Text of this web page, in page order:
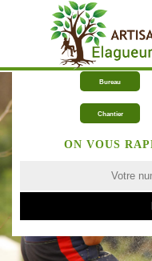
Bureau
Chantier
ON VOUS